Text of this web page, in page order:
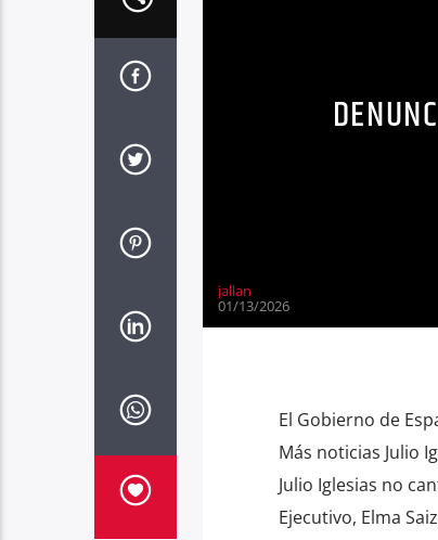
jallan
01/13/2026
El Gobierno de
Más noticias Julio
Julio Iglesias no
Ejecutivo, Elma